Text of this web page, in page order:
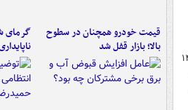
قیمت خودرو همچنان در سطوح
بالا؛ بازار قفل شد
گرمای